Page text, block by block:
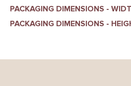
PACKAGING DIMENSIONS -
PACKAGING DIMENSIONS -